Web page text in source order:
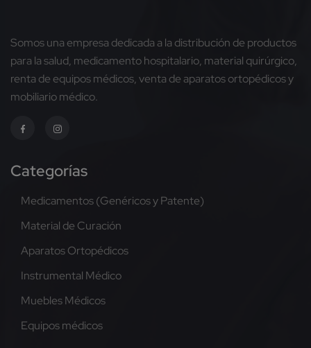
Somos una empresa dedicada a la distribución de productos
para la salud, medicamento hospitalario, material quirúrgico,
renta de equipos médicos, venta de aparatos ortopédicos y
mobiliario médico.
Categorías
Medicamentos (Genéricos y Patente)
Material de Curación
Aparatos Ortopédicos
Instrumental Médico
Muebles Médicos
Equipos médicos